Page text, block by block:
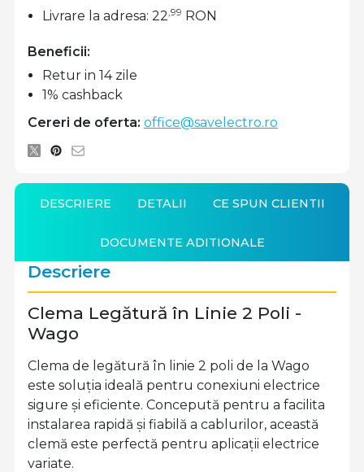
Livrare la adresa: 22,99 RON
Beneficii:
Retur in 14 zile
1% cashback
Cereri de oferta: office@savelectro.ro
DESCRIERE DETALII CE SPUN CLIENTII
DOCUMENTE ADITIONALE
Descriere
Clema Legătură în Linie 2 Poli -
Wago
Clema de legătură în linie 2 poli de la Wago
este soluția ideală pentru conexiuni electrice
sigure și eficiente. Concepută pentru a facilita
instalarea rapidă și fiabilă a cablurilor, această
clemă este perfectă pentru aplicații electrice
variate.